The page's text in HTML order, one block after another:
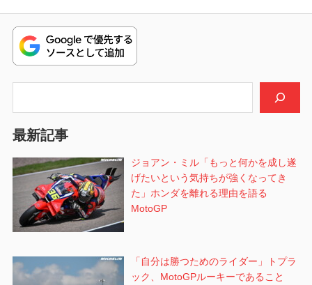
ビ
ゲ
ー
ン
投
稿:
最新記事
ジョアン・ミル「もっと何かを成し遂
げたいという気持ちが強くなってき
た」ホンダを離れる理由を語る
MotoGP
「自分は勝つためのライダー」トプラ
ック、MotoGPルーキーであること